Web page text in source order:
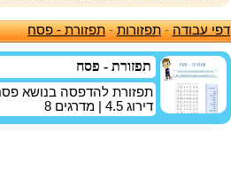
דפי עבודה-תפזורות-תפזורת - פסח
תפזורת - פסח
תפזורת להדפסה בנושא
דירוג 4.5 | מדרגים 8